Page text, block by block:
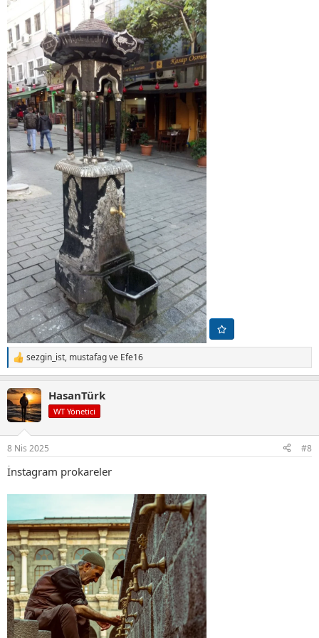
T
e
k
i
l
sezgin_ist, mustafagve Efe16
HasanTürk
WT Yönetici
8 Nis 2025 #8
İnstagram prokareler